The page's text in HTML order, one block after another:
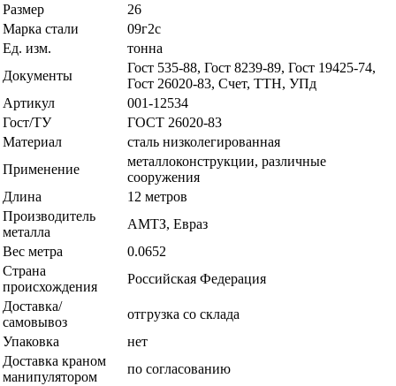
Размер
26
Марка стали
09г2с
Ед. изм.
тонна
Документы
Гост 535-88, Гост 8239-89, Гост 19425-74,
Гост 26020-83, Счет, ТТН, УПд
Артикул
001-12534
Гост/ТУ
ГОСТ 26020-83
Материал
сталь низколегированная
Применение
металлоконструкции, различные
сооружения
Длина
12 метров
Производитель
металла
АМТЗ, Евраз
Вес метра
0.0652
Страна
происхождения
Российская Федерация
Доставка/
самовывоз
отгрузка со склада
Упаковка
нет
Доставка краном
манипулятором
по согласованию